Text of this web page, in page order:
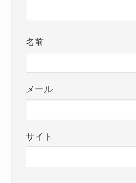
名前
メール
サイト